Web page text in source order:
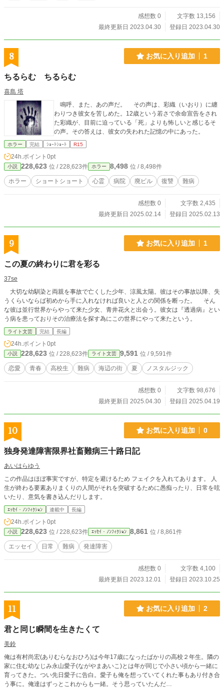
感想数 0
文字数 13,156
最終更新日 2023.04.30
登録日 2023.04.30
8 お気に入り追加 1
ちるらむ ちるらむ
喜島 塔
鳴呼、また、あの声だ。 その声は、彩織（いおり）に纏
わりつき彼女を苦しめた。12歳という若さで余命宣告をされ
た彩織が、目前に迫っている「死」よりも怖しいと感じるそ
の声。その答えは、彼女の失われた記憶の中にあった。
ホラー 完結 ｼｮｰﾄｼｮｰﾄ R15
24h.ポイント 0pt
小説 228,623 位 / 228,623件 ホラー 8,498 位 / 8,498件
ホラー ショートショート 心霊 病院 廃ビル 復讐 難病
感想数 0
文字数 2,435
最終更新日 2025.02.14
登録日 2025.02.13
9 お気に入り追加 1
この夏の終わりに君を彩る
37se
大切な幼馴染と両親を事故で亡くした少年、涼風太陽。彼はその事故以降、失
うくらいならば初めから手に入れなければ良いと人との関係を断った。 そん
な彼は並行世界からやって来た少女、青井花火と出会う。彼女は『透過病』とい
う病を患っておりその治療法を探す為にこの世界にやって来たという。
ライト文芸 完結 長編
24h.ポイント 0pt
小説 228,623 位 / 228,623件 ライト文芸 9,591 位 / 9,591件
恋愛 青春 高校生 難病 海辺の街 夏 ノスタルジック
感想数 0
文字数 98,676
最終更新日 2025.04.30
登録日 2025.04.19
10 お気に入り追加 0
独身発達障害限界社畜難病三十路日記
あいはらゆう
この作品はほぼ事実ですが、特定を避けるため フェイクを入れてあります。 人
生が終わる要素ありまくりの人間がそれを突破するために愚痴ったり、日常を呟
いたり、意気を書き込んだりします。
ｴｯｾｲ・ﾉﾝﾌｨｸｼｮﾝ 連載中 長編
24h.ポイント 0pt
小説 228,623 位 / 228,623件 ｴｯｾｲ・ﾉﾝﾌｨｸｼｮﾝ 8,861 位 / 8,861件
エッセイ 日常 難病 発達障害
感想数 0
文字数 4,100
最終更新日 2023.12.01
登録日 2023.10.25
11 お気に入り追加 2
君と同じ瞬間を生きたくて
美鈴
俺は有村尚宏(ありむらなおひろ)は今年17歳になったばかりの高校２年生。隣の
家に住む幼なじみ永山愛子(ながやまあいこ)とは年が同じで小さい頃から一緒に
育ってきた。つい先日愛子に告白。愛子も俺を想っていてくれた事もあり付き合
う事に。俺達はずっとこれからも一緒。そう思っていたんだ…